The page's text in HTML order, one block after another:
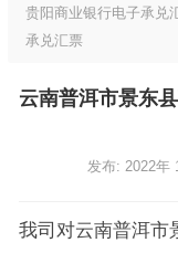
贵阳商业银行电子承兑
承兑汇票
云南普洱市景东
发布: 2022年
我司对云南普洱市